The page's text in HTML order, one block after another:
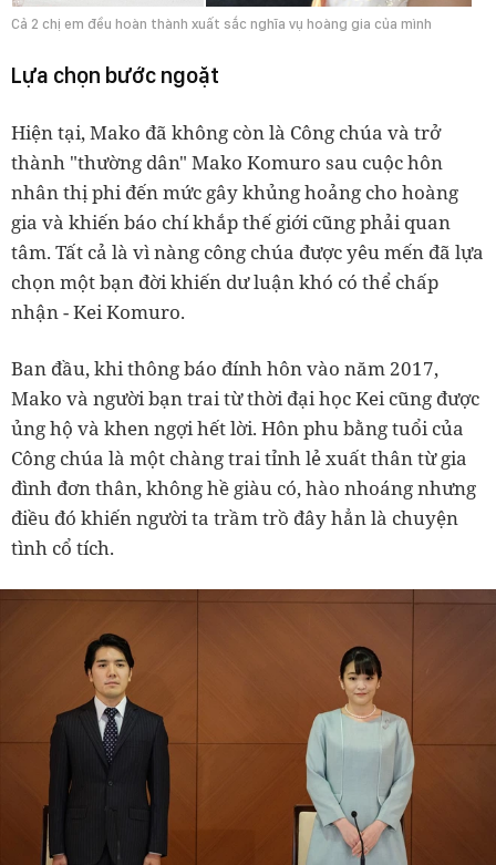
Cả 2 chị em đều hoàn thành xuất sắc nghĩa vụ hoàng gia của mình
Lựa chọn bước ngoặt
Hiện tại, Mako đã không còn là Công chúa và trở
thành "thường dân" Mako Komuro sau cuộc hôn
nhân thị phi đến mức gây khủng hoảng cho hoàng
gia và khiến báo chí khắp thế giới cũng phải quan
tâm. Tất cả là vì nàng công chúa được yêu mến đã lựa
chọn một bạn đời khiến dư luận khó có thể chấp
nhận - Kei Komuro.
Ban đầu, khi thông báo đính hôn vào năm 2017,
Mako và người bạn trai từ thời đại học Kei cũng được
ủng hộ và khen ngợi hết lời. Hôn phu bằng tuổi của
Công chúa là một chàng trai tỉnh lẻ xuất thân từ gia
đình đơn thân, không hề giàu có, hào nhoáng nhưng
điều đó khiến người ta trầm trồ đây hẳn là chuyện
tình cổ tích.